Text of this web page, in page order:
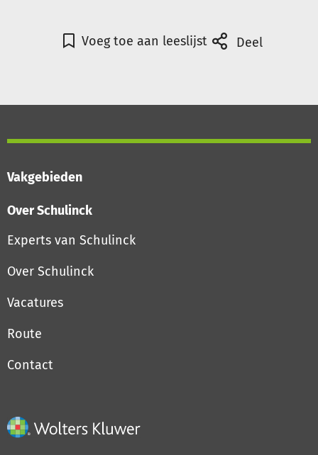
Voeg toe aan leeslijst Deel
Vakgebieden
Over Schulinck
Experts van Schulinck
Over Schulinck
Vacatures
Route
Contact